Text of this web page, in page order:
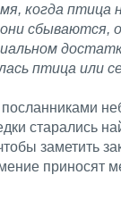
когда птица
сбываются,
птица или
старались
заметить
приносят